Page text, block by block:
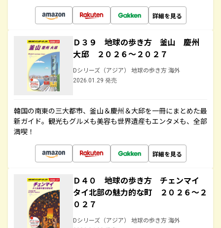
詳細を見る
Ｄ３９ 地球の歩き方 釜山 慶州
大邱 ２０２６～２０２７
Dシリーズ（アジア） 地球の歩き方 海外
2026.01.29 発売
韓国の南東の三大都市、釜山＆慶州＆大邱を一冊にまとめた最
新ガイド。観光もグルメも美容も世界遺産もエンタメも、全部
満喫！
詳細を見る
Ｄ４０ 地球の歩き方 チェンマイ
タイ北部の魅力的な町 ２０２６～２
０２７
Dシリーズ（アジア） 地球の歩き方 海外